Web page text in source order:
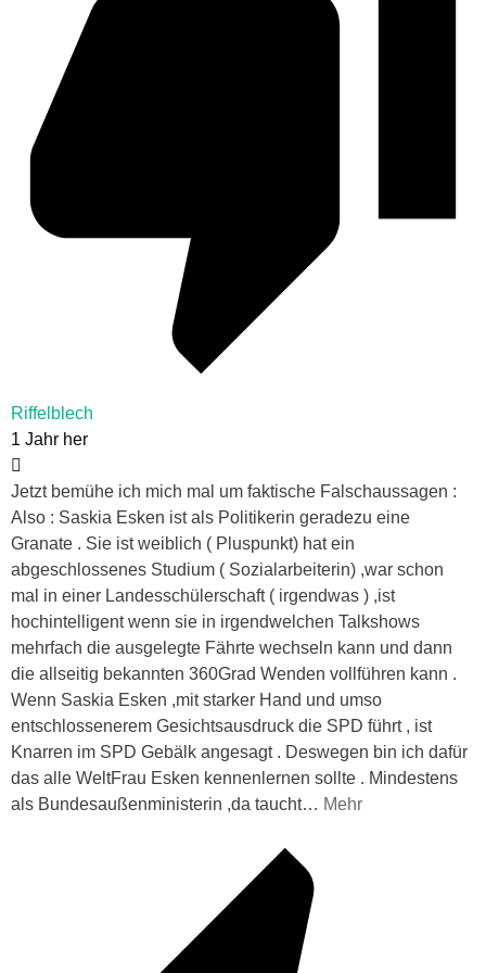
Riffelblech
1 Jahr her
Jetzt bemühe ich mich mal um faktische Falschaussagen :
Also : Saskia Esken ist als Politikerin geradezu eine
Granate . Sie ist weiblich ( Pluspunkt) hat ein
abgeschlossenes Studium ( Sozialarbeiterin) ,war schon
mal in einer Landesschülerschaft ( irgendwas ) ,ist
hochintelligent wenn sie in irgendwelchen Talkshows
mehrfach die ausgelegte Fährte wechseln kann und dann
die allseitig bekannten 360Grad Wenden vollführen kann .
Wenn Saskia Esken ,mit starker Hand und umso
entschlossenerem Gesichtsausdruck die SPD führt , ist
Knarren im SPD Gebälk angesagt . Deswegen bin ich dafür
das alle WeltFrau Esken kennenlernen sollte . Mindestens
als Bundesaußenministerin ,da taucht… Mehr